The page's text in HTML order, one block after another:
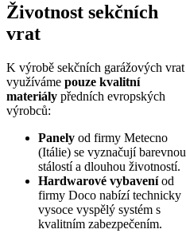
Životnost sekčních
vrat
K výrobě sekčních garážových vrat
využíváme pouze kvalitní
materiály předních evropských
výrobců:
Panely od firmy Metecno
(Itálie) se vyznačují barevnou
stálostí a dlouhou životností.
Hardwarové vybaveníod
firmy Doco nabízí technicky
vysoce vyspělý systém s
kvalitním zabezpečením.